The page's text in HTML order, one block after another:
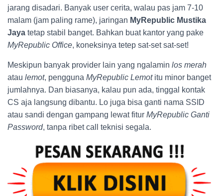
jarang disadari. Banyak user cerita, walau pas jam 7-10
malam (jam paling rame), jaringan MyRepublic Mustika
Jaya tetap stabil banget. Bahkan buat kantor yang pake
MyRepublic Office, koneksinya tetep sat-set sat-set!
Meskipun banyak provider lain yang ngalamin los merah
atau lemot, pengguna MyRepublic Lemotitu minor banget
jumlahnya. Dan biasanya, kalau pun ada, tinggal kontak
CS aja langsung dibantu. Lo juga bisa ganti nama SSID
atau sandi dengan gampang lewat fitur MyRepublic Ganti
Password, tanpa ribet call teknisi segala.